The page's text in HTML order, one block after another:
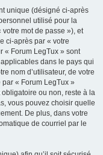
unique (désigné ci-après
utilisé pour la
mot de passe »), et
ci-après par « votre
« Forum LegTux » sont
dans le pays qui
nom d’utilisateur, de votre
« Forum LegTux »
obligatoire ou non, reste à la
vous pouvez choisir quelle
De plus, dans votre
de courriel par le